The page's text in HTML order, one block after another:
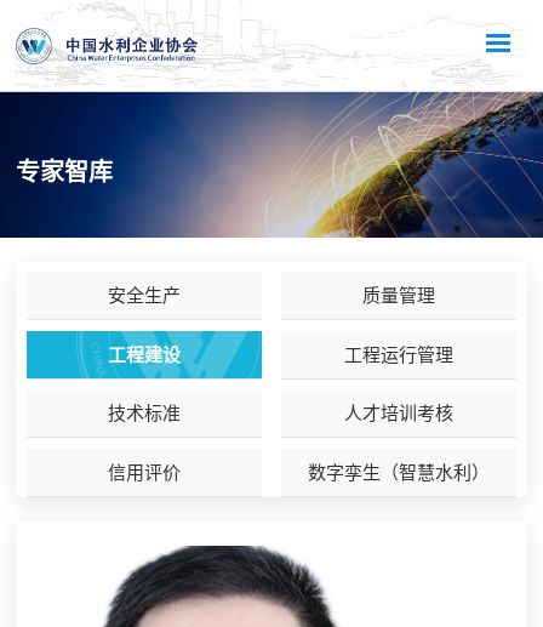
专家智库
安全生产 质量管理
工程建设 工程运行管理
技术标准 人才培训考核
信用评价 数字孪生（智慧水利）